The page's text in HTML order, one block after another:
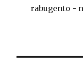
rabugento -